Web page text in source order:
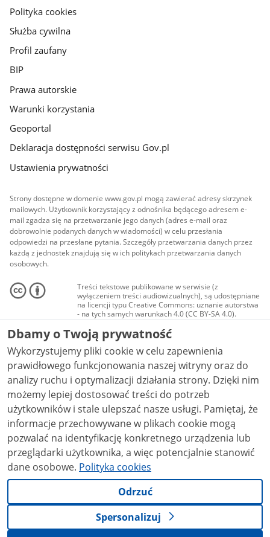
gov.pl
Polityka cookies
Służba cywilna
Profil zaufany
BIP
Prawa autorskie
Warunki korzystania
Geoportal
Deklaracja dostępności serwisu Gov.pl
Ustawienia prywatności
Strony dostępne w domenie www.gov.pl mogą zawierać adresy skrzynek
mailowych. Użytkownik korzystający z odnośnika będącego adresem e-
mail zgadza się na przetwarzanie jego danych (adres e-mail oraz
dobrowolnie podanych danych w wiadomości) w celu przesłania
odpowiedzi na przesłane pytania. Szczegóły przetwarzania danych przez
każdą z jednostek znajdują się w ich politykach przetwarzania danych
osobowych.
Treści tekstowe publikowane w serwisie (z
wyłączeniem treści audiowizualnych), są udostępniane
na licencji typu Creative Commons: uznanie autorstwa
- na tych samych warunkach 4.0 (CC BY-SA 4.0).
Materiały audiowizualne, w tym zdjęcia, materiały
audio i wideo, są udostępniane na licencji typu
Creative Commons: uznanie autorstwa użycie
niekomercyjne - bez utworów zależnych 4.0 (CC BY-
NC-ND 4.0), o ile nie jest to stwierdzone inaczej.
Dbamy o Twoją prywatność
Wykorzystujemy pliki cookie w celu zapewnienia
prawidłowego funkcjonowania naszej witryny oraz do
analizy ruchu i optymalizacji działania strony. Dzięki nim
możemy lepiej dostosować treści do potrzeb
użytkowników i stale ulepszać nasze usługi. Pamiętaj, że
informacje przechowywane w plikach cookie mogą
pozwalać na identyfikację konkretnego urządzenia lub
przeglądarki użytkownika, a więc potencjalnie stanowić
dane osobowe. Polityka cookies
Odrzuć
Spersonalizuj